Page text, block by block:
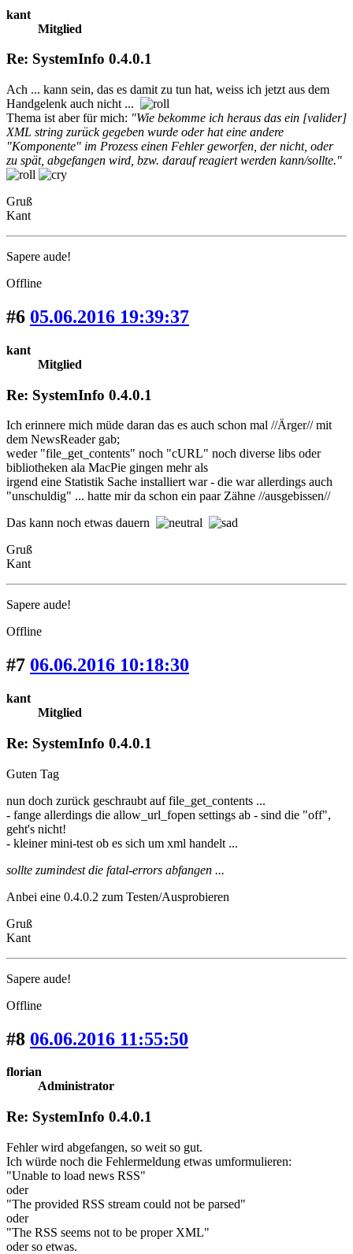
kant
Mitglied
Re: SystemInfo 0.4.0.1
Ach ... kann sein, das es damit zu tun hat, weiss ich jetzt aus dem
Handgelenk auch nicht ...
Thema ist aber für mich: "Wie bekomme ich heraus das ein [valider]
XML string zurück gegeben wurde oder hat eine andere
"Komponente" im Prozess einen Fehler geworfen, der nicht, oder
zu spät, abgefangen wird, bzw. darauf reagiert werden kann/sollte."
Gruß
Kant
Sapere aude!
Offline
#6 05.06.2016 19:39:37
kant
Mitglied
Re: SystemInfo 0.4.0.1
Ich erinnere mich müde daran das es auch schon mal //Ärger// mit
dem NewsReader gab;
weder "file_get_contents" noch "cURL" noch diverse libs oder
bibliotheken ala MacPie gingen mehr als
irgend eine Statistik Sache installiert war - die war allerdings auch
"unschuldig" ... hatte mir da schon ein paar Zähne //ausgebissen//
Das kann noch etwas dauern
Gruß
Kant
Sapere aude!
Offline
#7 06.06.2016 10:18:30
kant
Mitglied
Re: SystemInfo 0.4.0.1
Guten Tag
nun doch zurück geschraubt auf file_get_contents ...
- fange allerdings die allow_url_fopen settings ab - sind die "off",
geht's nicht!
- kleiner mini-test ob es sich um xml handelt ...
sollte zumindest die fatal-errors abfangen ...
Anbei eine 0.4.0.2 zum Testen/Ausprobieren
Gruß
Kant
Sapere aude!
Offline
#8 06.06.2016 11:55:50
florian
Administrator
Re: SystemInfo 0.4.0.1
Fehler wird abgefangen, so weit so gut.
Ich würde noch die Fehlermeldung etwas umformulieren:
"Unable to load news RSS"
oder
"The provided RSS stream could not be parsed"
oder
"The RSS seems not to be proper XML"
oder so etwas.